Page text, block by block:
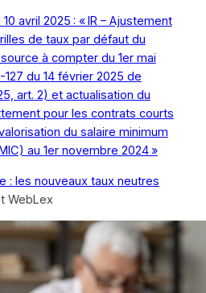
avril 2025 : « IR – Ajustement
de taux par défaut du
à compter du 1er mai
du 14 février 2025 de
art. 2) et actualisation du
pour les contrats courts
du salaire minimum
au 1er novembre 2024 »
: les nouveaux taux neutres
WebLex